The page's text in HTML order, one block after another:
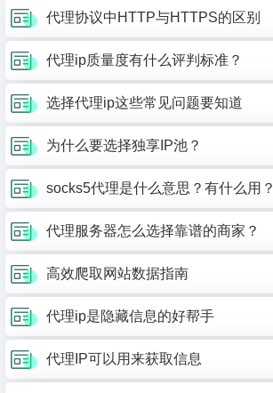
代理协议中HTTP与HTTPS的区别
代理ip质量度有什么评判标准？
选择代理ip这些常见问题要知道
为什么要选择独享IP池？
socks5代理是什么意思？有什么用？
代理服务器怎么选择靠谱的商家？
高效爬取网站数据指南
代理ip是隐藏信息的好帮手
代理IP可以用来获取信息